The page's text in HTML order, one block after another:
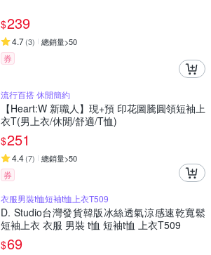
$239
4.7(3) 總銷量>50
券
流行百搭 休閒簡約
【Heart:W 新職人】現+預 印花圖騰圓領短袖上
衣T(男上衣/休閒/舒適/T恤)
$251
4.4(7) 總銷量>50
券
衣服男裝t恤短袖t恤上衣T509
D. Studio台灣發貨韓版冰絲透氣涼感速乾寬鬆
短袖上衣 衣服 男裝 t恤 短袖t恤 上衣T509
$69